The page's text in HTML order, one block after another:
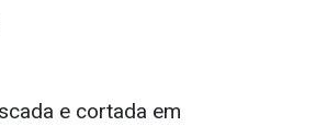
e cortada em